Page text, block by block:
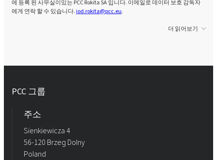
에 등록 된 사무실이있는 PCC Rokita SA 입니다. 이메일로 데이터 보호 감독자
에게 연락 할 수 있습니다.iod.rokita@pcc.eu.
더 읽어보기
PCC 그룹
주소
Sienkiewicza 4
56-120 Brzeg Dolny
Poland